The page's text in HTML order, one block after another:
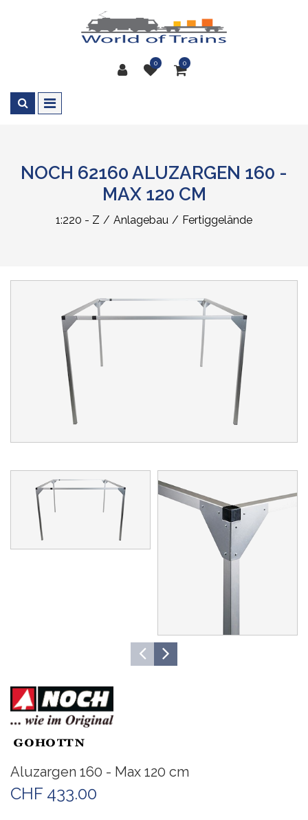
0 0
NOCH 62160 ALUZARGEN 160 -
MAX 120 CM
1:220 - Z Anlagebau Fertiggelände
Aluzargen 160 - Max 120 cm
CHF 433.00